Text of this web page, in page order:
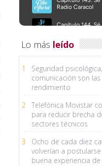
Lo más leído
1
Seguridad
comunicación son
rendimiento
2
Telefónica Movistar
para reducir brecha
sectores técnicos
3
Ocho de cada diez
volverían a
buena experiencia